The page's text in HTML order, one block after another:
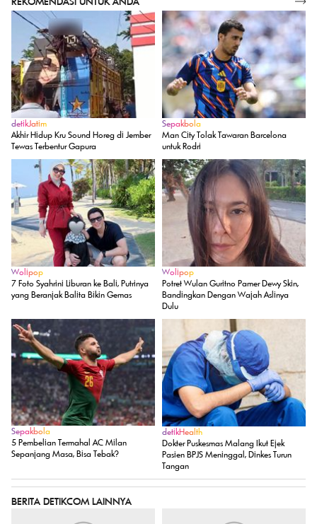
detikJatim
Akhir Hidup Kru Sound Horeg di Jember
Tewas Terbentur Gapura
Sepakbola
Man City Tolak Tawaran Barcelona
untuk Rodri
Wolipop
7 Foto Syahrini Liburan ke Bali, Putrinya
yang Beranjak Balita Bikin Gemas
Wolipop
Potret Wulan Guritno Pamer Dewy Skin,
Bandingkan Dengan Wajah Aslinya
Dulu
Sepakbola
5 Pembelian Termahal AC Milan
Sepanjang Masa, Bisa Tebak?
detikHealth
Dokter Puskesmas Malang Ikut Ejek
Pasien BPJS Meninggal, Dinkes Turun
Tangan
BERITA DETIKCOM LAINNYA